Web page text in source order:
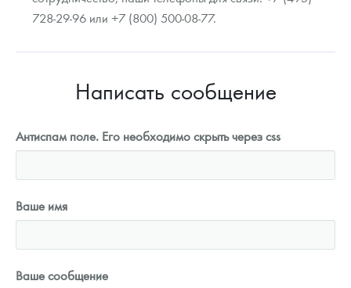
728-29-96 или +7 (800) 500-08-77.
Написать сообщение
Антиспам поле. Его необходимо скрыть через css
Ваше имя
Ваше сообщение